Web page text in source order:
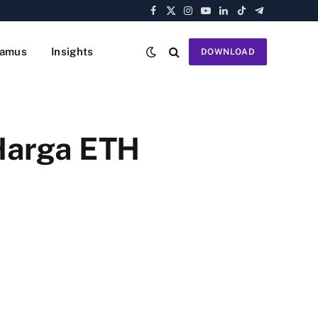
Facebook
X
Instagram
YouTube
LinkedIn
TikTokTelegram
Insights DOWNLOAD
ETH